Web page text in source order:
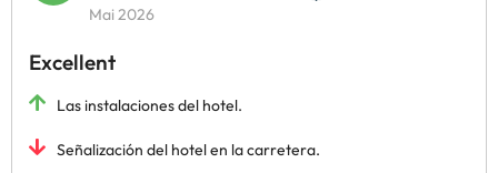
Mai 2026
Excellent
Las instalaciones del hotel.
Señalización del hotel en la carretera.